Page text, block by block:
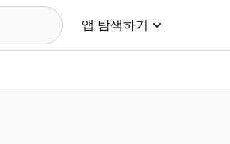
앱 탐색하기